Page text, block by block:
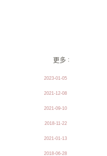
更多 >>
2023-01-05
2021-12-08
2021-09-10
2018-11-22
2021-01-13
2018-06-28